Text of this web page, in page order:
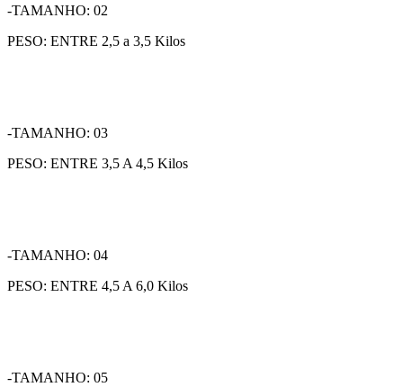
-TAMANHO: 02
PESO: ENTRE 2,5 a 3,5 Kilos
-TAMANHO: 03
PESO: ENTRE 3,5 A 4,5 Kilos
-TAMANHO: 04
PESO: ENTRE 4,5 A 6,0 Kilos
-TAMANHO: 05